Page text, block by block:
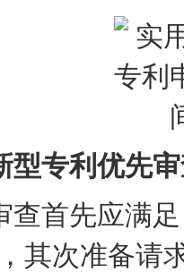
型专利优先
首先应满足
其次准备请